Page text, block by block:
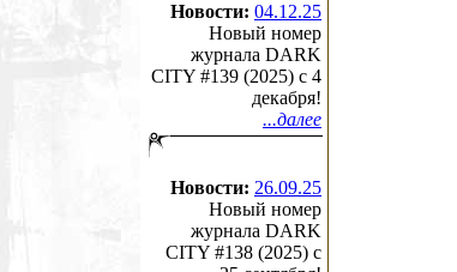
Новости: 04.12.25
Новый номер
журнала DARK
CITY #139 (2025) c 4
декабря!
...далее
Новости: 26.09.25
Новый номер
журнала DARK
CITY #138 (2025) c